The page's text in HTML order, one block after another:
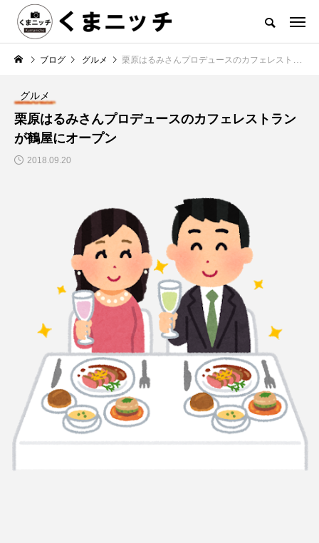
ブログ グルメ 栗原はるみさんプロデュースのカフェレストランが鶴屋にオープン
グルメ
栗原はるみさんプロデュースのカフェレストラン
が鶴屋にオープン
2018.09.20